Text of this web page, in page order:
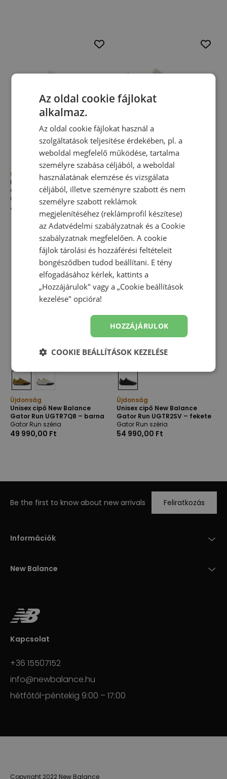
Újdonság
Unisex cipő New Balance
Gator Run UGTR5T9 – zöld
Gator Run széria
49 990,00 Ft
Újdonság
Unisex cipő New Balance
Gator Run UGTR83J – bézs
Gator Run széria
49 990,00 Ft
Újdonság
Unisex cipő New Balance
Gator Run UGTR7Q8 – barna
Gator Run széria
49 990,00 Ft
Újdonság
Unisex cipő New Balance
Gator Run UGTR2SV – fekete
Gator Run széria
54 990,00 Ft
Be the first to know about new arrivals Feliratkozás
Információk
New Balance
Kapcsolat
+36 15507152
info@newbalance.hu
hétfőtől-péntekig 9:00 – 17:00
Copyright 2022 New Balance
Az oldal cookie fájlokat
alkalmaz.
Az oldal cookie fájlokat használ a
szolgáltatások teljesítése érdekében, pl. a
weboldal megfelelő működése, tartalma
személyre szabása céljából, a weboldal
használatának elemzése és vizsgálata
céljából, illetve szeményre szabott és nem
személyre szabott reklámok
megjelenítéséhez (reklámprofil készítese)
azAdatvédelmi szabályzatnak és a Cookie
szabályzatnak megfelelően. A cookie
fájlok tárolási és hozzáférési feltételeit
böngésződben tudod beállítani. E tény
elfogadásához kérlek, kattints a
„Hozzájárulok" vagy a „Cookie beállítások
kezelése" opcióra!
HOZZÁJÁRULOK
COOKIE BEÁLLÍTÁSOK KEZELÉSE